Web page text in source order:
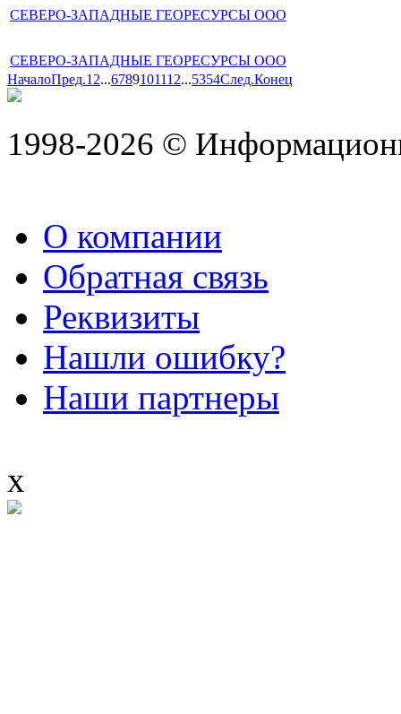
СЕВЕРО-ЗАПАДНЫЕ ГЕОРЕСУРСЫ ООО
СЕВЕРО-ЗАПАДНЫЕ ГЕОРЕСУРСЫ ООО
НачалоПред.1 2...6789101112...5354След.Конец
1998-2026 ©
О компании
Обратная связь
Реквизиты
Нашли ошибку?
Наши партнеры
x